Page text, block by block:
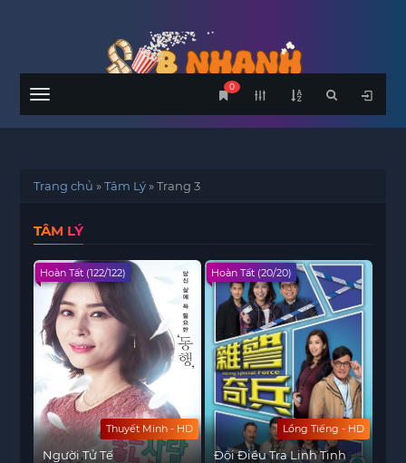
Menu
0
Trang chủ »Tâm Lý»Trang 3
TÂM LÝ
Thuyết Minh - HD
Hoàn Tất (122/122)
Người Tử Tế
Lồng Tiếng - HD
Hoàn Tất (20/20)
Đội Điều Tra Linh Tinh